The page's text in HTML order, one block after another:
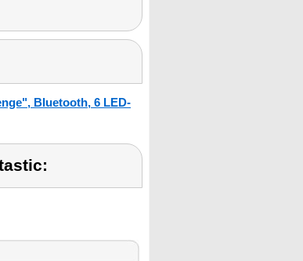
Bluetooth, 6 LED-